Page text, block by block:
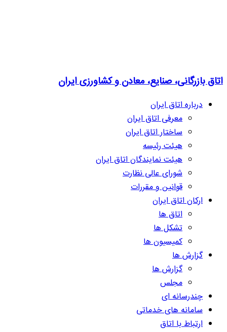
اتاق بازرگانی، صنایع، معادن و کشاورزی ایران
درباره اتاق ایران
معرفی اتاق ایران
ساختار اتاق ایران
هیئت رئیسه
هیئت نمایندگان اتاق ایران
شورای عالی نظارت
قوانین و مقررات
ارکان اتاق ایران
اتاق ها
تشکل ها
کمیسیون ها
گزارش ها
گزارش ها
مجلس
چندرسانه ای
سامانه های خدماتی
ارتباط با اتاق